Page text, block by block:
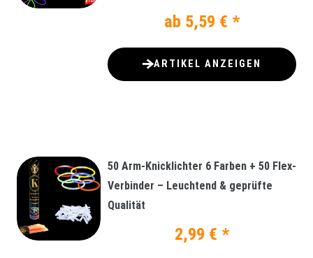
ab 5,59 € *
ARTIKEL ANZEIGEN
50 Arm-Knicklichter 6 Farben + 50 Flex-
Verbinder – Leuchtend & geprüfte
Qualität
2,99 € *